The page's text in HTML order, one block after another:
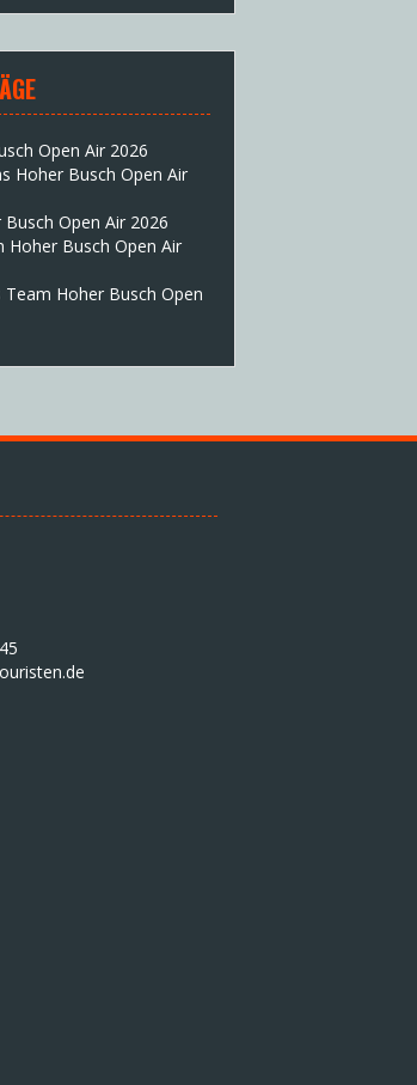
Open Air 2026
Hoher Busch Open Air
Open Air 2026
Hoher Busch Open Air
Hoher Busch Open